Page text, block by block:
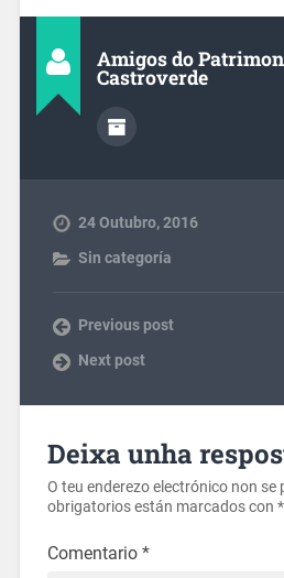
Amigos do
Castroverde
24 Outubro, 2016
Sin categoría
Previous post
Next post
Deixa unha
O teu enderezo electrónico non se
obrigatorios están marcados con *
Comentario *